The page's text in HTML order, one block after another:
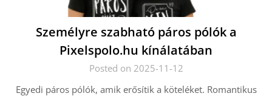
Személyre szabható páros pólók a
Pixelspolo.hu kínálatában
Posted on 2025-11-12
Egyedi páros pólók, amik erősítik a köteléket. Romantikus